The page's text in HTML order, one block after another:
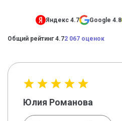
Яндекс 4.7 Google 4.8
Общий рейтинг 4.72 067 оценок
Юлия Романова